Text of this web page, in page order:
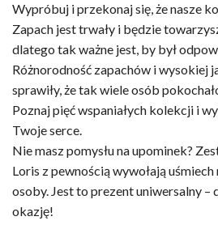
Wypróbuj i przekonaj się, że nasze
Zapach jest trwały i będzie
dlatego tak ważne jest, by był
Różnorodność zapachów i wysokiej
sprawiły, że tak wiele osób
Poznaj pięć wspaniałych kolekcji i
Twoje serce.
Nie masz pomysłu na upominek?
Loris z pewnością wywołają
osoby. Jest to prezent uniwersalny –
okazję!